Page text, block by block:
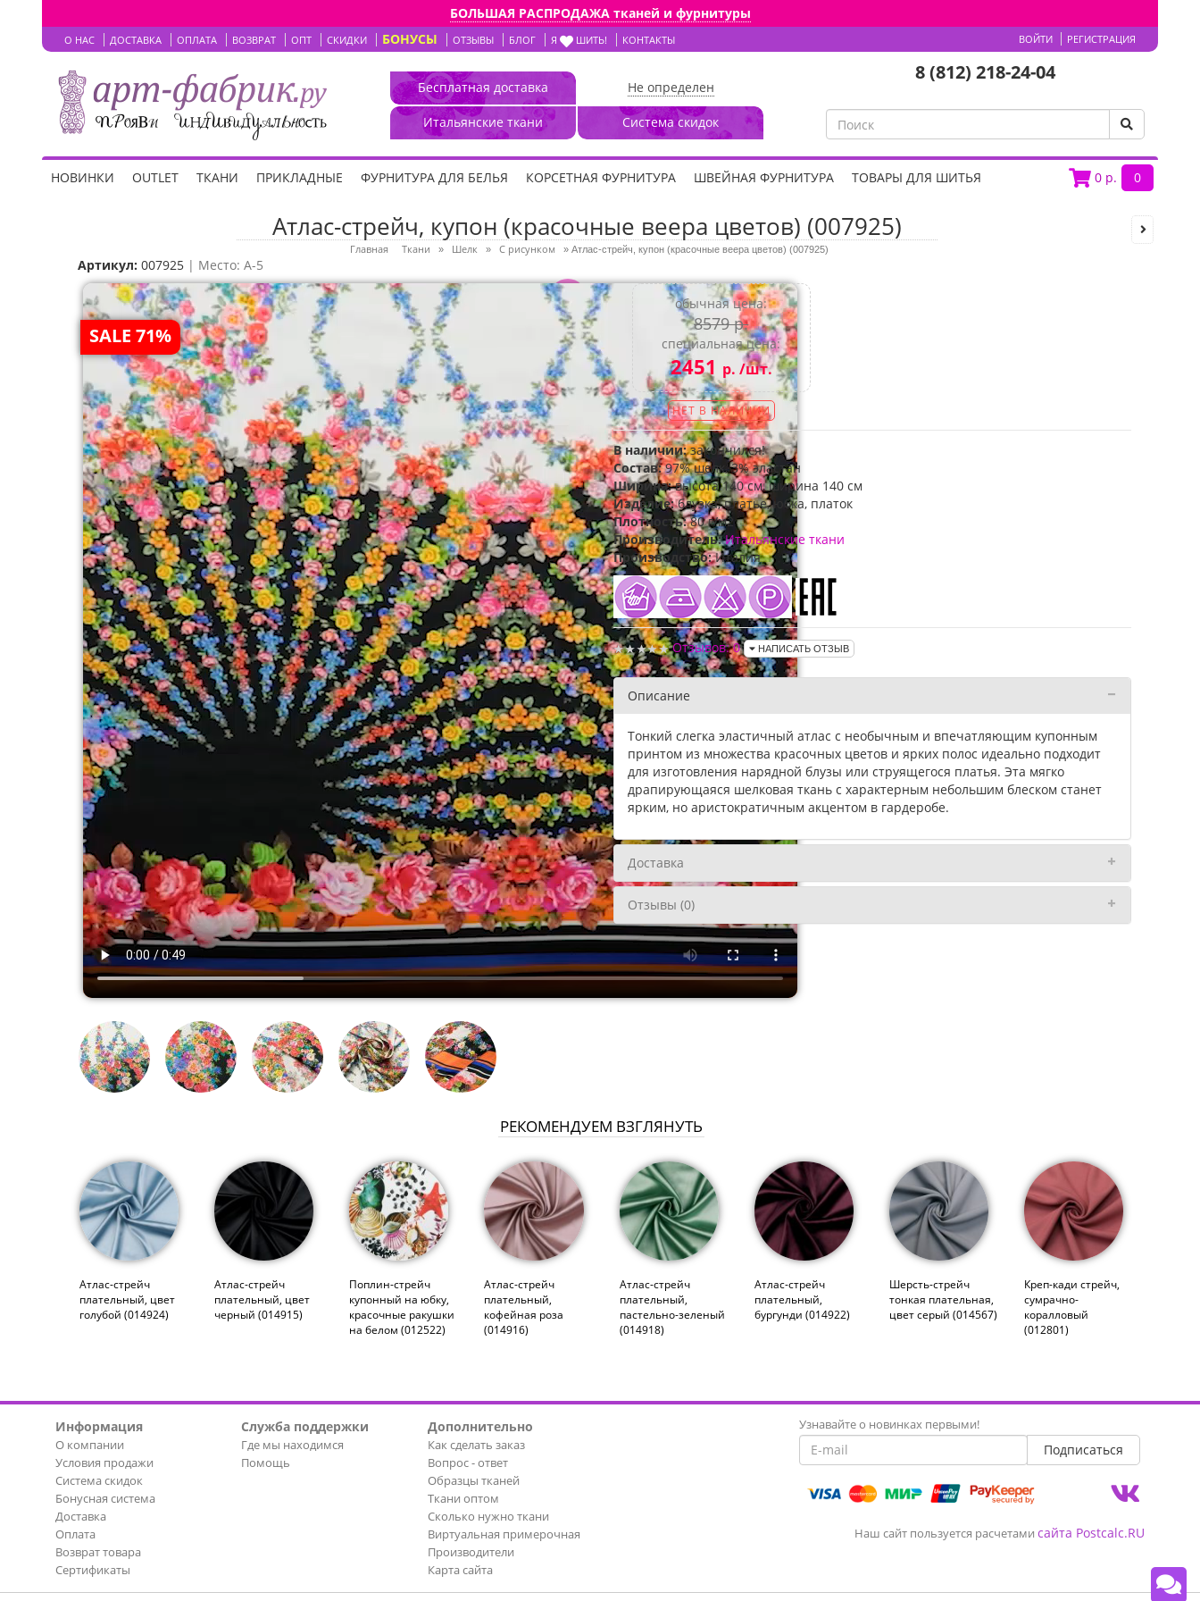
БОЛЬШАЯ РАСПРОДАЖА тканей и фурнитуры
О НАС ДОСТАВКА ОПЛАТА ВОЗВРАТ ОПТ СКИДКИ БОНУСЫ ОТЗЫВЫ БЛОГ Я ШИТЬ! КОНТАКТЫ ВОЙТИ РЕГИСТРАЦИЯ
Бесплатная доставка
Итальянские ткани
Не определен
Система скидок
8 (812) 218-24-04
0 р. 0
НОВИНКИ OUTLET ТКАНИ ПРИКЛАДНЫЕ ФУРНИТУРА ДЛЯ БЕЛЬЯ КОРСЕТНАЯ ФУРНИТУРА ШВЕЙНАЯ ФУРНИТУРА ТОВАРЫ ДЛЯ ШИТЬЯ
Атлас-стрейч, купон (красочные веера цветов) (007925)
Главная Ткани » Шелк » С рисунком » Атлас-стрейч, купон (красочные веера цветов) (007925)
Артикул: 007925 | Место: A-5
3D
SALE 71%
обычная цена:
8579 р.
специальная цена:
2451 р. /шт.
НЕТ В НАЛИЧИИ
В наличии:закончился!
Состав:97% шелк, 3% эластан
Ширина:высота 140 см, ширина 140 см
Изделие:блузка, платье, юбка, платок
Плотность:80 г/м2
Производитель: Итальянские ткани
Производство:Италия
Отзывов: 0 НАПИСАТЬ ОТЗЫВ
Описание
Тонкий слегка эластичный атлас с необычным и впечатляющим купонным
принтом из множества красочных цветов и ярких полос идеально подходит
для изготовления нарядной блузы или струящегося платья. Эта мягко
драпирующаяся шелковая ткань с характерным небольшим блеском станет
ярким, но аристократичным акцентом в гардеробе.
Доставка
Отзывы (0)
РЕКОМЕНДУЕМ ВЗГЛЯНУТЬ
Атлас-стрейч
плательный, цвет
голубой (014924)
Атлас-стрейч
плательный, цвет
черный (014915)
Поплин-стрейч
купонный на юбку,
красочные ракушки
на белом (012522)
Атлас-стрейч
плательный,
кофейная роза
(014916)
Атлас-стрейч
плательный,
пастельно-зеленый
(014918)
Атлас-стрейч
плательный,
бургунди (014922)
Шерсть-стрейч
тонкая плательная,
цвет серый (014567)
Креп-кади стрейч,
сумрачно-
коралловый
(012801)
Информация
О компании
Условия продажи
Система скидок
Бонусная система
Доставка
Оплата
Возврат товара
Сертификаты
Служба поддержки
Где мы находимся
Помощь
Дополнительно
Как сделать заказ
Вопрос - ответ
Образцы тканей
Ткани оптом
Сколько нужно ткани
Виртуальная примерочная
Производители
Карта сайта
Узнавайте о новинках первыми!
Наш сайт пользуется расчетами сайта Postcalc.RU